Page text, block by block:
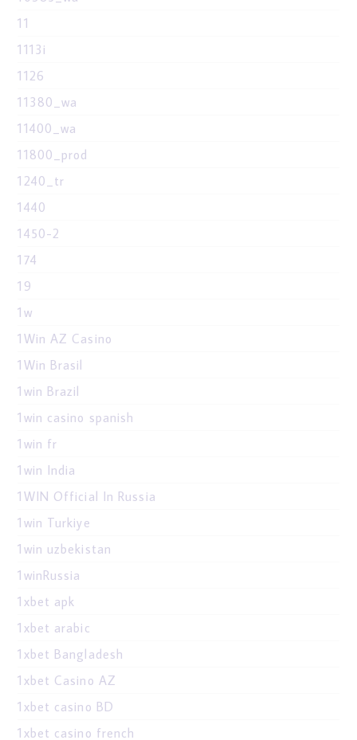
11
1113i
1126
11380_wa
11400_wa
11800_prod
1240_tr
1440
1450-2
174
19
1w
1Win AZ Casino
1Win Brasil
1win Brazil
1win casino spanish
1win fr
1win India
1WIN Official In Russia
1win Turkiye
1win uzbekistan
1winRussia
1xbet apk
1xbet arabic
1xbet Bangladesh
1xbet Casino AZ
1xbet casino BD
1xbet casino french